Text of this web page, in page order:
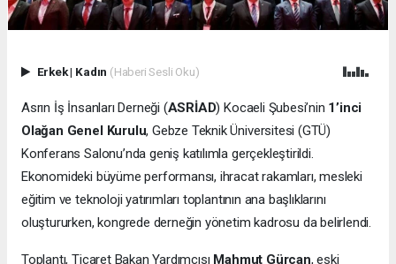
Erkek| Kadın (Haberi Sesli Oku)
Asrın İş İnsanları Derneği (ASRİAD) Kocaeli Şubesi’nin 1’inci
Olağan Genel Kurulu, Gebze Teknik Üniversitesi (GTÜ)
Konferans Salonu’nda geniş katılımla gerçekleştirildi.
Ekonomideki büyüme performansı, ihracat rakamları, mesleki
eğitim ve teknoloji yatırımları toplantının ana başlıklarını
oluştururken, kongrede derneğin yönetim kadrosu da belirlendi.
Toplantı, Ticaret Bakan Yardımcısı Mahmut Gürcan, eski